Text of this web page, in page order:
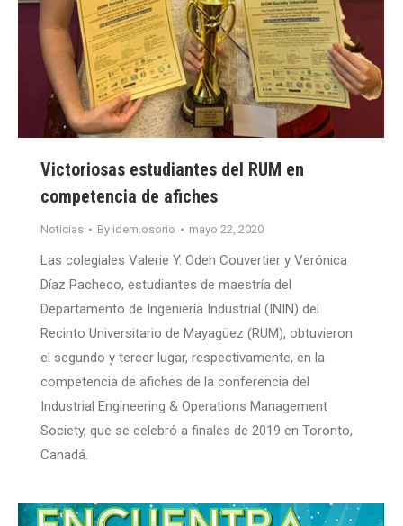
Victoriosas estudiantes del RUM en
competencia de afiches
Noticias By idem.osorio mayo 22, 2020
Las colegiales Valerie Y. Odeh Couvertier y Verónica
Díaz Pacheco, estudiantes de maestría del
Departamento de Ingeniería Industrial (ININ) del
Recinto Universitario de Mayagüez (RUM), obtuvieron
el segundo y tercer lugar, respectivamente, en la
competencia de afiches de la conferencia del
Industrial Engineering & Operations Management
Society, que se celebró a finales de 2019 en Toronto,
Canadá.